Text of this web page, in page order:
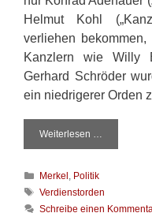
Helmut Kohl
verliehen
Kanzlern wie Willy
Gerhard Schröder
ein niedrigerer Orden
Weiterlesen …
c
i
m
K
a
t
Merkel , Politik
S
c
Verdienstorden
Schreibe einen